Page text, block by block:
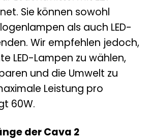
Sie können sowohl
als auch LED-
Wir empfehlen jedoch,
LED-Lampen zu wählen,
und die Umwelt zu
Leistung pro
60W.
der Cava 2